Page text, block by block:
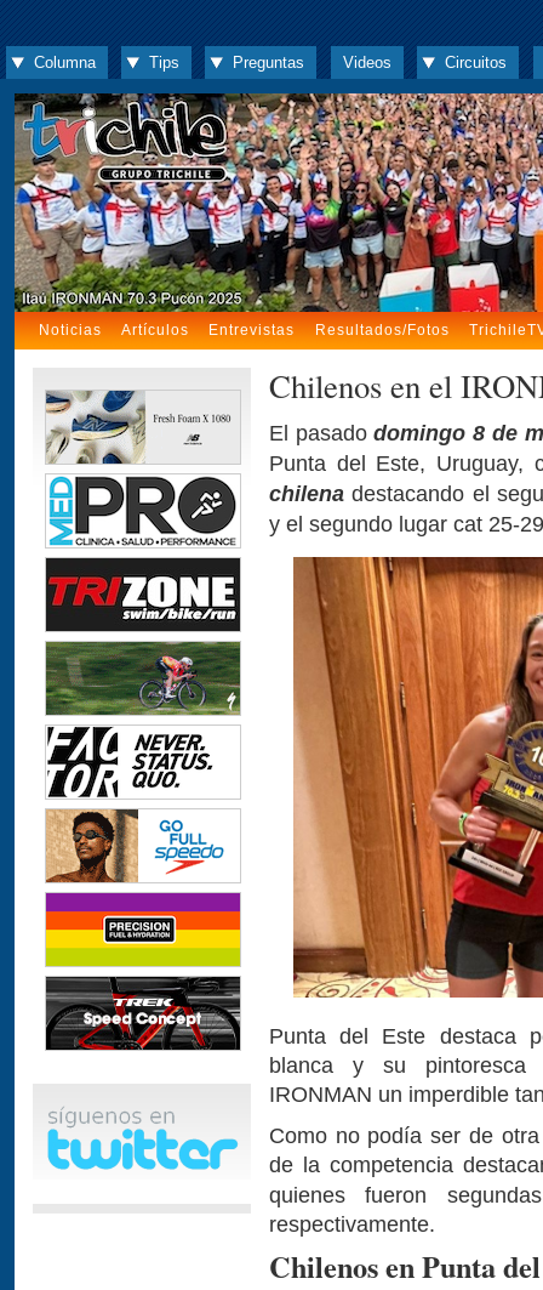
Columna Tips Preguntas Videos Circuitos
Noticias Artículos Entrevistas Resultados/Fotos
Chilenos en el
El pasadodomingo 8 de
Punta del Este, Uruguay,
chilena destacando el
y el segundo lugar cat 25-
Punta del Este destaca
blanca y su pintoresca
IRONMAN un imperdible
Como no podía ser de
de la competencia
quienes fueron
respectivamente.
Chilenos en Punta